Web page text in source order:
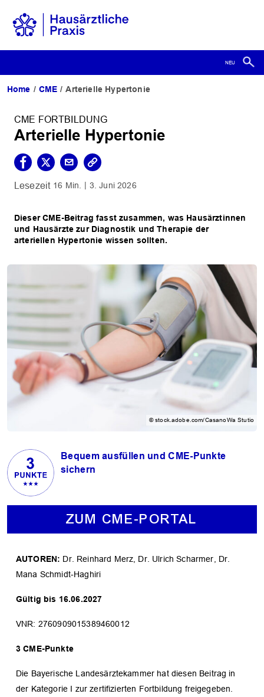
Home CME Arterielle Hypertonie
CME FORTBILDUNG
Arterielle Hypertonie
16 Min. 3. Juni 2026
Dieser CME-Beitrag fasst zusammen, was Hausärztinnen
und Hausärzte zur Diagnostik und Therapie der
arteriellen Hypertonie wissen sollten.
© stock.adobe.com/CasanoWa Stutio
Bequem ausfüllen und CME-Punkte
sichern
ZUM CME-PORTAL
AUTOREN: Dr. Reinhard Merz, Dr. Ulrich Scharmer, Dr.
Mana Schmidt-Haghiri
Gültig bis 16.06.2027
VNR: 2760909015389460012
3 CME-Punkte
Die Bayerische Landesärztekammer hat diesen Beitrag in
der Kategorie I zur zertifizierten Fortbildung freigegeben.